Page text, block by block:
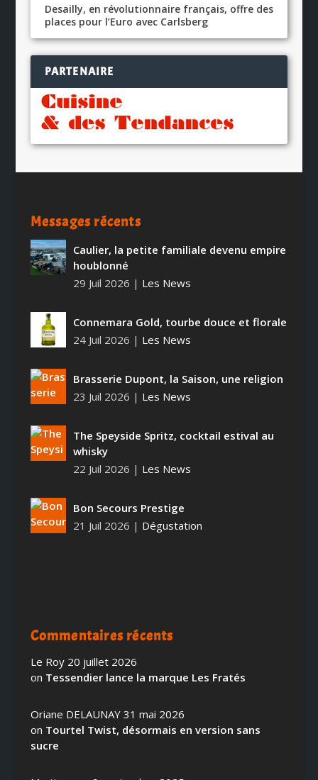
Desailly, en révolutionnaire français, offre des
places pour l’Euro avec Carlsberg
PARTENAIRE
Messages récents
Caulier, la petite familiale devenu empire
houblonné
29 Juil 2026 | Les News
Connemara Gold, tourbe douce et florale
24 Juil 2026 | Les News
Brasserie Dupont, la Saison, une religion
23 Juil 2026 | Les News
The Speyside Spritz, cocktail estival au
whisky
22 Juil 2026 | Les News
Bon Secours Prestige
21 Juil 2026 | Dégustation
Commentaires récents
Le Roy 20 juillet 2026
on Tessendier lance la marque Les Fratés
Oriane DELAUNAY 31 mai 2026
on Tourtel Twist, désormais en version sans
sucre